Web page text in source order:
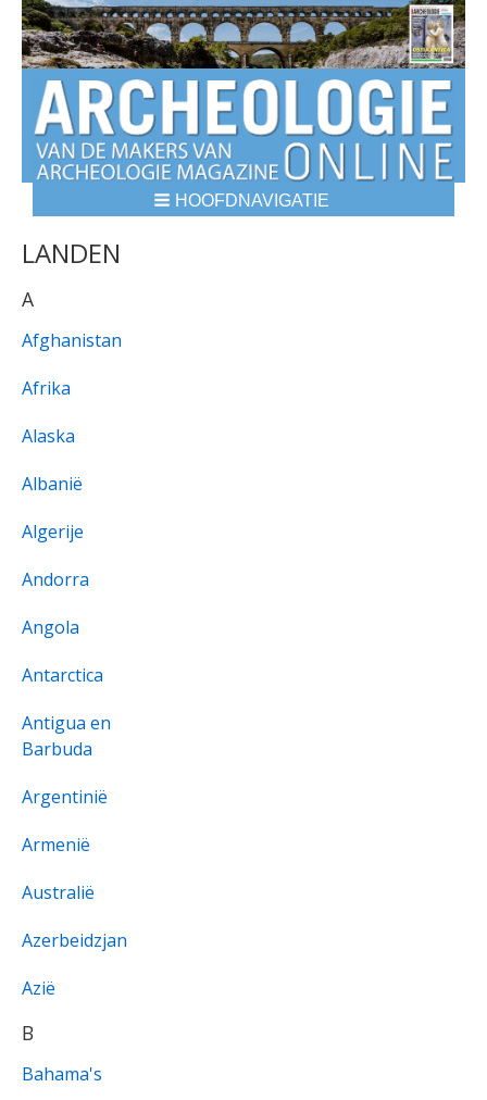
HOOFDNAVIGATIE
LANDEN
A
Afghanistan
Afrika
Alaska
Albanië
Algerije
Andorra
Angola
Antarctica
Antigua en
Barbuda
Argentinië
Armenië
Australië
Azerbeidzjan
Azië
B
Bahama's